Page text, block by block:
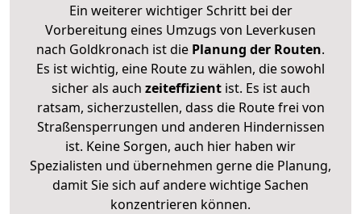
Ein weiterer wichtiger Schritt bei der
Vorbereitung eines Umzugs von Leverkusen
nach Goldkronach ist die Planung der Routen.
Es ist wichtig, eine Route zu wählen, die sowohl
sicher als auch zeiteffizientist. Es ist auch
ratsam, sicherzustellen, dass die Route frei von
Straßensperrungen und anderen Hindernissen
ist. Keine Sorgen, auch hier haben wir
Spezialisten und übernehmen gerne die Planung,
damit Sie sich auf andere wichtige Sachen
konzentrieren können.